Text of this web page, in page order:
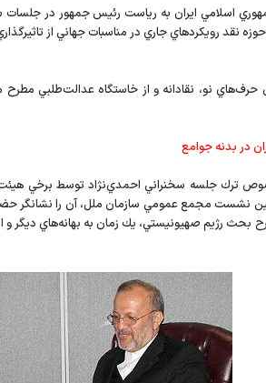
اسلامي ايران به رياست رئيس جمهور در
نقد رويكردهاي جاري در مناسبات جهاني از
حرف‌هاي نو، نقادانه و از خاستگاه عدالت‌طلبي
در بدنه جوامع
مجمع عمومي سازمان ملل، آن را نشانگر